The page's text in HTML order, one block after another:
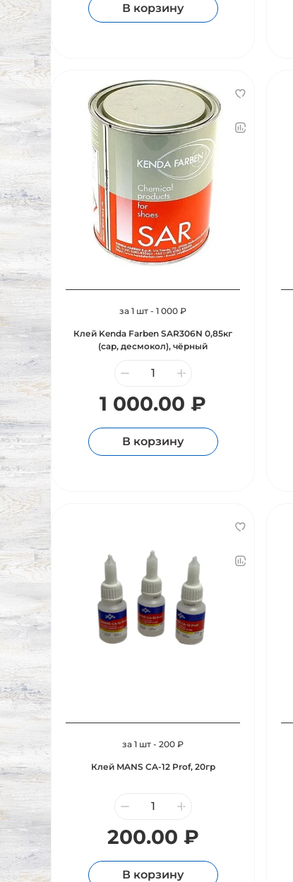
В корзину
за 1 шт - 1 000 ₽
Клей Kenda Farben SAR306N 0,85кг
(сар, десмокол), чёрный
1 000.00 ₽
В корзину
за 1 шт - 200 ₽
Клей MANS CA-12 Prof, 20гр
200.00 ₽
В корзину